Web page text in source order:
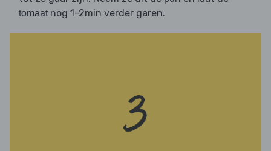
tomaatnog 1-2min verder garen.